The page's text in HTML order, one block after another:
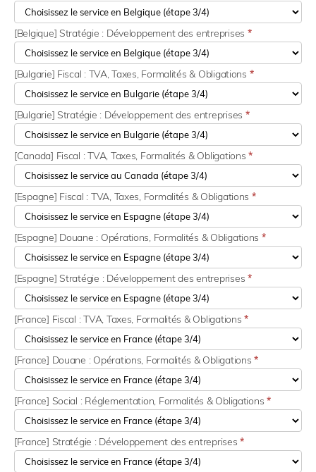
[Belgique] Stratégie : Développement des entreprises *
[Bulgarie] Fiscal : TVA, Taxes, Formalités & Obligations *
[Bulgarie] Stratégie : Développement des entreprises *
[Canada] Fiscal : TVA, Taxes, Formalités & Obligations*
[Espagne] Fiscal : TVA, Taxes, Formalités & Obligations *
[Espagne] Douane : Opérations, Formalités & Obligations *
[Espagne] Stratégie : Développement des entreprises *
[France] Fiscal : TVA, Taxes, Formalités & Obligations*
[France] Douane : Opérations, Formalités & Obligations*
[France] Social : Réglementation, Formalités & Obligations*
[France] Stratégie : Développement des entreprises*